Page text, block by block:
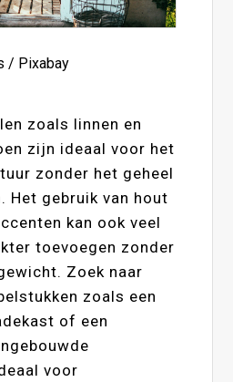
/ Pixabay
zoals linnen en
zijn ideaal voor het
zonder het geheel
Het gebruik van hout
kan ook veel
toevoegen zonder
Zoek naar
zoals een
of een
voor